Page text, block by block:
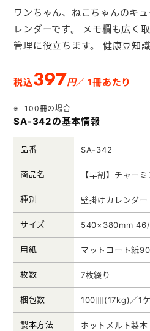
キャンディ
ボックステ
クリアファイ
うちわ本舗
扇子本舗
ノベルティ
ワンちゃん、ねこちゃんのキ
レンダーです。 メモ欄も広く
管理に役立ちます。 健康豆知
税込397円／ 1冊あたり
100冊の場合
SA-342の基本情報
品番 SA-342
商品名 【早割】チャー
種別 壁掛けカレンダー
サイズ 540×380mm
用紙 マットコート紙
枚数 7枚綴り
梱包数 100冊(17kg)／1
製本方法 ホットメルト製本